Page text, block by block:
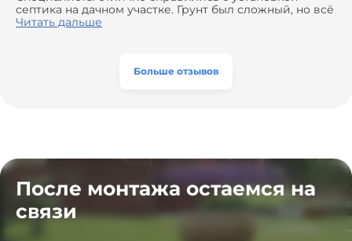
сэкономить. Выполнили монтаж и демонтаж
оборудования, заменили трубы, обновили
эту компанию всем, кто ищет надёжных
септика на дачном участке. Грунт был сложный, но всё
сделали быстро и аккуратно. Помогли выбрать
Читать дальше
Больше отзывов
После монтажа остаемся на
связи